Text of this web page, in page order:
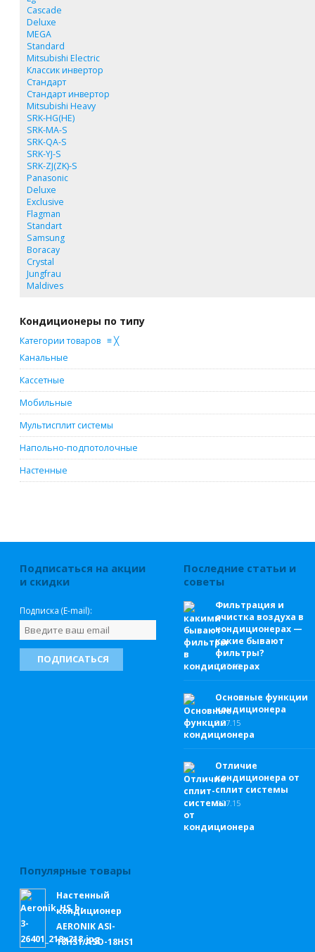
Cascade
Deluxe
MEGA
Standard
Mitsubishi Electric
Классик инвертор
Стандарт
Стандарт инвертор
Mitsubishi Heavy
SRK-HG(HE)
SRK-MA-S
SRK-QA-S
SRK-YJ-S
SRK-ZJ(ZK)-S
Panasonic
Deluxe
Exclusive
Flagman
Standart
Samsung
Boracay
Crystal
Jungfrau
Maldives
Кондиционеры по типу
Категории товаров ≡╳
Канальные
Кассетные
Мобильные
Мультисплит системы
Напольно-подпотолочные
Настенные
Подписаться на акции
и скидки
Подписка (E-mail):
Последние статьи и
советы
Фильтрация и
очистка воздуха в
кондиционерах —
какие бывают
фильтры?
7.07.15
Основные функции
кондиционера
6.07.15
Отличие
кондиционера от
сплит системы
5.07.15
Популярные товары
Настенный
кондиционер
AERONIK ASI-
18HS1/ASO-18HS1